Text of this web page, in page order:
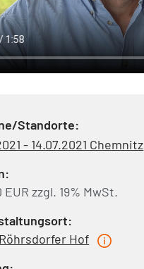
Standorte:
- 14.07.2021 Chemnitz
EUR zzgl. 19% MwSt.
Hof